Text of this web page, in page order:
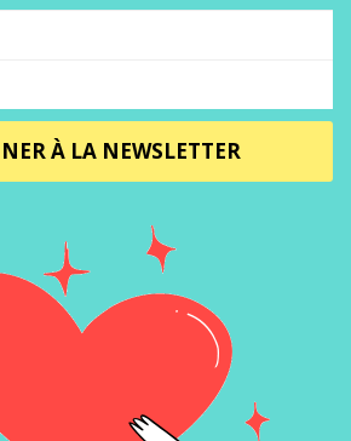
À LA NEWSLETTER